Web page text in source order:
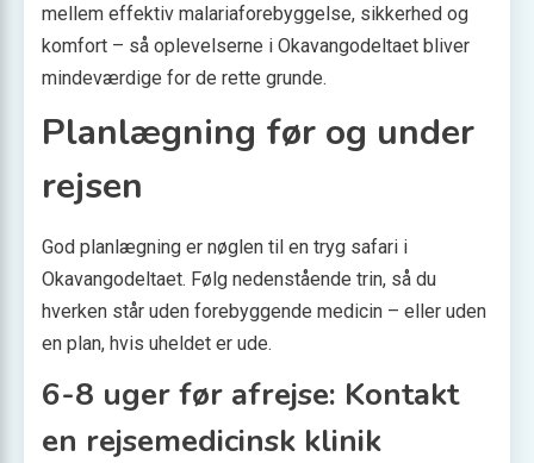
mellem effektiv malariaforebyggelse, sikkerhed og
komfort – så oplevelserne i Okavangodeltaet bliver
mindeværdige for de rette grunde.
Planlægning før og under
rejsen
God planlægning er nøglen til en tryg safari i
Okavangodeltaet. Følg nedenstående trin, så du
hverken står uden forebyggende medicin – eller uden
en plan, hvis uheldet er ude.
6-8 uger før afrejse: Kontakt
en rejsemedicinsk klinik